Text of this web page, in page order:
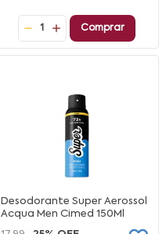
1 Comprar
Desodorante Super Aerossol
Acqua Men Cimed 150Ml